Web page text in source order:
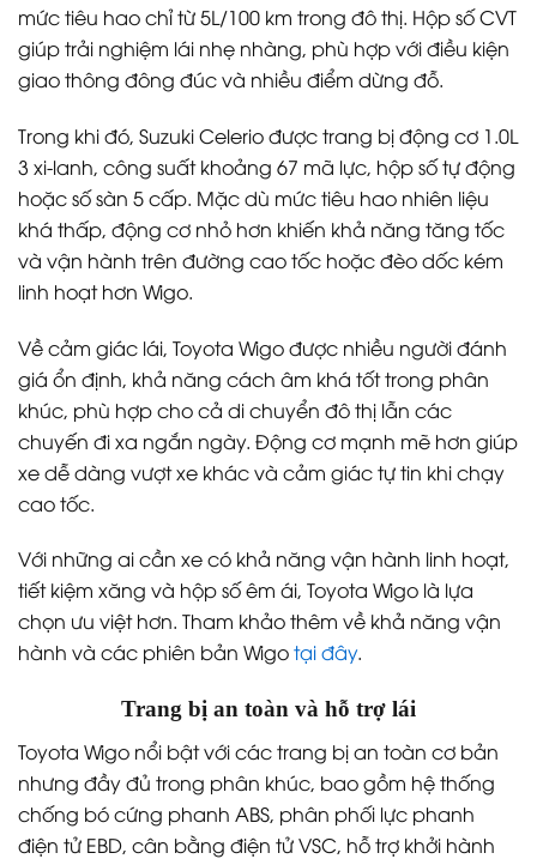
mức tiêu hao chỉ từ 5L/100 km trong đô thị. Hộp số CVT
giúp trải nghiệm lái nhẹ nhàng, phù hợp với điều kiện
giao thông đông đúc và nhiều điểm dừng đỗ.
Trong khi đó, Suzuki Celerio được trang bị động cơ 1.0L
3 xi-lanh, công suất khoảng 67 mã lực, hộp số tự động
hoặc số sàn 5 cấp. Mặc dù mức tiêu hao nhiên liệu
khá thấp, động cơ nhỏ hơn khiến khả năng tăng tốc
và vận hành trên đường cao tốc hoặc đèo dốc kém
linh hoạt hơn Wigo.
Về cảm giác lái, Toyota Wigo được nhiều người đánh
giá ổn định, khả năng cách âm khá tốt trong phân
khúc, phù hợp cho cả di chuyển đô thị lẫn các
chuyến đi xa ngắn ngày. Động cơ mạnh mẽ hơn giúp
xe dễ dàng vượt xe khác và cảm giác tự tin khi chạy
cao tốc.
Với những ai cần xe có khả năng vận hành linh hoạt,
tiết kiệm xăng và hộp số êm ái, Toyota Wigo là lựa
chọn ưu việt hơn. Tham khảo thêm về khả năng vận
hành và các phiên bản Wigotại đây.
Trang bị an toàn và hỗ trợ lái
Toyota Wigo nổi bật với các trang bị an toàn cơ bản
nhưng đầy đủ trong phân khúc, bao gồm hệ thống
chống bó cứng phanh ABS, phân phối lực phanh
điện tử EBD, cân bằng điện tử VSC, hỗ trợ khởi hành